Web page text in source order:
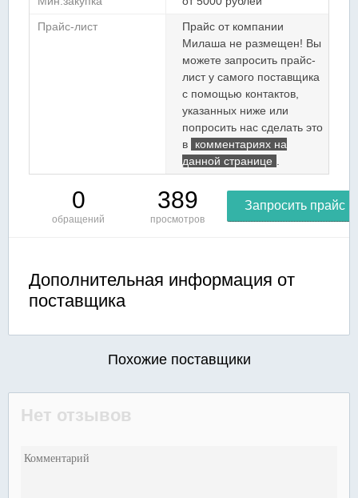
Прайс-лист
Прайс от компании
Милаша не размещен! Вы
можете запросить прайс-
лист у самого поставщика
с помощью контактов,
указанных ниже или
попросить нас сделать это
в
комментариях на
данной странице
0
обращений
389
просмотров
Запросить прайс
Дополнительная информация от
поставщика
Похожие поставщики
Нет отзывов